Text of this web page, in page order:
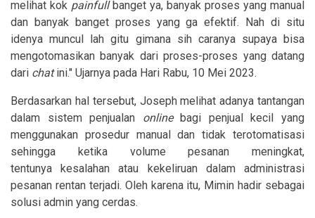
melihat kok painfullbanget ya, banyak proses yang manual
dan banyak banget proses yang ga efektif. Nah di situ
idenya muncul lah gitu gimana sih caranya supaya bisa
mengotomasikan banyak dari proses-proses yang datang
dari chatini." Ujarnya pada Hari Rabu, 10 Mei 2023.
Berdasarkan hal tersebut, Joseph melihat adanya tantangan
dalam sistem penjualan onlinebagi penjual kecil yang
menggunakan prosedur manual dan tidak terotomatisasi
sehingga ketika volume pesanan meningkat,
tentunya kesalahan atau kekeliruan dalam administrasi
pesanan rentan terjadi. Oleh karena itu, Mimin hadir sebagai
solusi admin yang cerdas.